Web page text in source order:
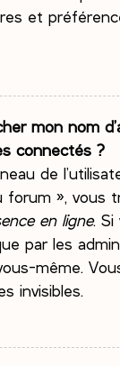
et
mon nom
connectés ?
de
», vous
en ligne. Si
par les
même.
invisibles.